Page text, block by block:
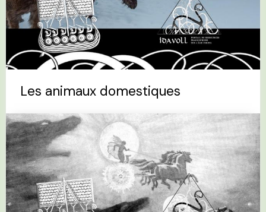
Les animaux domestiques